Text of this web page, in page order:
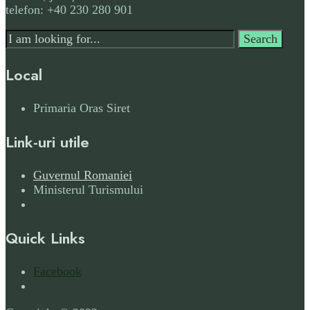
telefon: +40 230 280 901
Search
for:
Search
Local
Primaria Oras Siret
Link-uri utile
Guvernul Romaniei
Ministerul Turismului
Quick Links
Facebook